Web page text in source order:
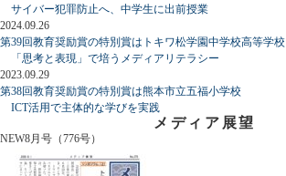
サイバー犯罪防止へ、中学生に出前授業
2024.09.26
第39回教育奨励賞の特別賞はトキワ松学園中学校高等学校
「思考と表現」で培うメディアリテラシー
2023.09.29
第38回教育奨励賞の特別賞は熊本市立五福小学校
ICT活用で主体的な学びを実践
メディア展望
NEW8月号（776号）